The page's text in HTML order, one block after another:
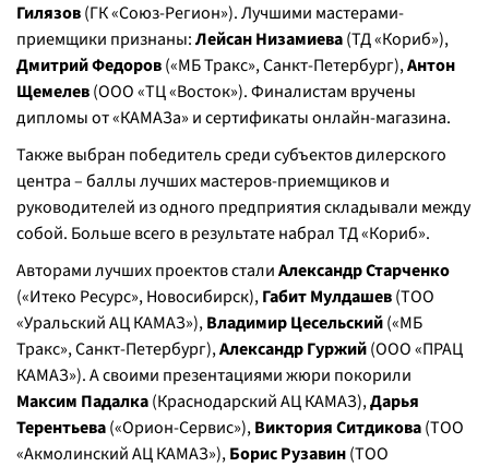
Гилязов(ГК «Союз-Регион»). Лучшими мастерами-
приемщики признаны:Лейсан Низамиева(ТД «Кориб»),
Дмитрий Федоров(«МБ Тракс», Санкт-Петербург),Антон
Щемелев(ООО «ТЦ «Восток»). Финалистам вручены
дипломы от «КАМАЗа» и сертификаты онлайн-магазина.
Также выбран победитель среди субъектов дилерского
центра – баллы лучших мастеров-приемщиков и
руководителей из одного предприятия складывали между
собой. Больше всего в результате набрал ТД «Кориб».
Авторами лучших проектов сталиАлександр Старченко
(«Итеко Ресурс», Новосибирск),Габит Мулдашев(ТОО
«Уральский АЦ КАМАЗ»),Владимир Цесельский(«МБ
Тракс», Санкт-Петербург),Александр Гуржий(ООО «ПРАЦ
КАМАЗ»). А своими презентациями жюри покорили
Максим Падалка(Краснодарский АЦ КАМАЗ),Дарья
Терентьева(«Орион-Сервис»),Виктория Ситдикова(ТОО
«Акмолинский АЦ КАМАЗ»),Борис Рузавин(ТОО